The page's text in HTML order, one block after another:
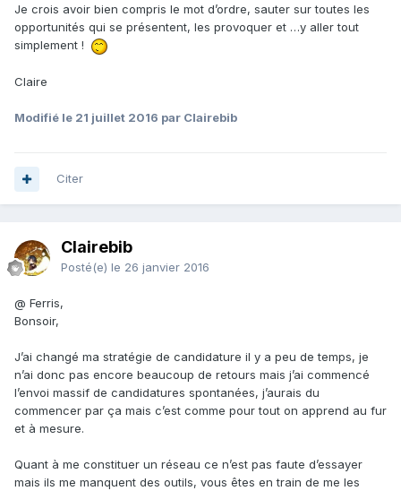
Je crois avoir bien compris le mot d’ordre, sauter sur toutes les
opportunités qui se présentent, les provoquer et …y aller tout
simplement !
Claire
Modifié le 21 juillet 2016 par Clairebib
Citer
Clairebib
Posté(e) le 26 janvier 2016
@ Ferris,
Bonsoir,
J’ai changé ma stratégie de candidature il y a peu de temps, je
n’ai donc pas encore beaucoup de retours mais j’ai commencé
l’envoi massif de candidatures spontanées, j’aurais du
commencer par ça mais c’est comme pour tout on apprend au fur
et à mesure.
Quant à me constituer un réseau ce n’est pas faute d’essayer
mais ils me manquent des outils, vous êtes en train de me les